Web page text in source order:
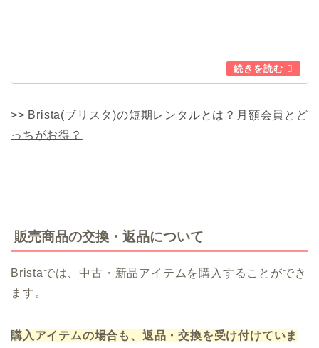
>> Brista(ブリスタ)の短期レンタルとは？月額会員とど
っちがお得？
販売商品の交換・返品について
Bristaでは、中古・新品アイテムを購入することができ
ます。
購入アイテムの場合も、返品・交換を受け付けていま